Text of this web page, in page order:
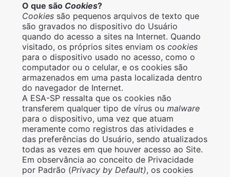
O que são Cookies?
Cookiessão pequenos arquivos de texto que
são gravados no dispositivo do Usuário
quando do acesso a sites na Internet. Quando
visitado, os próprios sites enviam os cookies
para o dispositivo usado no acesso, como o
computador ou o celular, e os cookies são
armazenados em uma pasta localizada dentro
do navegador de Internet.
A ESA-SP ressalta que os cookies não
transferem qualquer tipo de vírus ou malware
para o dispositivo, uma vez que atuam
meramente como registros das atividades e
das preferências do Usuário, sendo atualizados
todas as vezes em que houver acesso ao Site.
Em observância ao conceito de Privacidade
por Padrão (Privacy by Default), os cookies